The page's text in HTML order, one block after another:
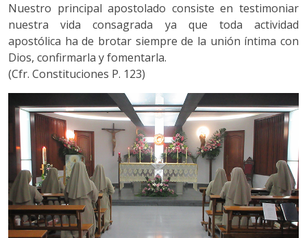
Nuestro principal apostolado consiste en testimoniar
nuestra vida consagrada ya que toda actividad
apostólica ha de brotar siempre de la unión íntima con
Dios, confirmarla y fomentarla.
(Cfr. Constituciones P. 123)